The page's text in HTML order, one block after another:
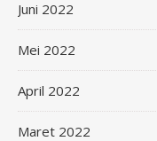
Juni 2022
Mei 2022
April 2022
Maret 2022